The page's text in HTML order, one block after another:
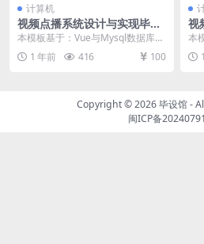
计算机
视频点播系统设计与实现毕设
模板 毕业设计模板及毕业论文
本模板基于：Vue与Mysql数据库开
发 系统功能实现 用户信息管理 管
理员可以...
1 年前 416 100
视
设
本
库
使
Copyright © 2026毕设馆-
闽ICP备